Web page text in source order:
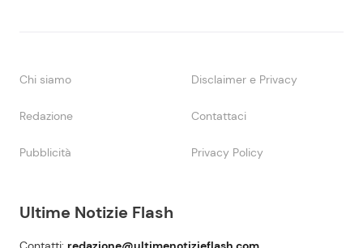
Ultime Notizie Flash
Chi siamo Disclaimer e Privacy
Redazione Contattaci
Pubblicità Privacy Policy